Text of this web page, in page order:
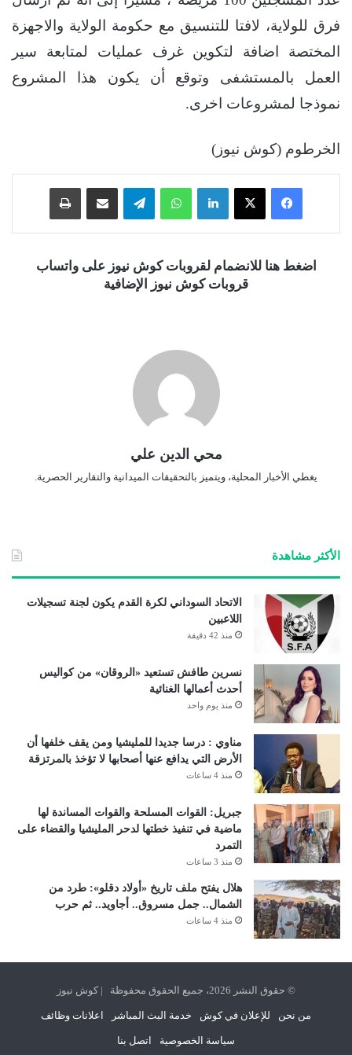
فرق للولاية، لافتا للتنسيق مع حكومة الولاية والاجهزة
المختصة اضافة لتكوين غرف عمليات لمتابعة سير
العمل بالمستشفى وتوقع أن يكون هذا المشروع
نموذجا لمشروعات اخرى.
الخرطوم (كوش نيوز)
فيسبوك ‫X لينكدإن واتساب تيلقرام
اضغط هنا للانضمام لقروبات كوش نيوز على واتساب
قروبات كوش نيوز الإضافية
محي الدين علي
يغطي الأخبار المحلية، ويتميز بالتحقيقات الميدانية والتقارير الحصرية.
الأكثر مشاهدة
الاتحاد السوداني لكرة القدم يكون لجنة تسجيلات
اللاعبين
منذ 42 دقيقة
نسرين طافش تستعيد «الروقان» من كواليس
أحدث أعمالها الغنائية
منذ يوم واحد
مناوي : درسا جديدا للمليشيا ومن يقف خلفها أن
الأرض التي يدافع عنها أصحابها لا تؤخذ بالمرتزقة
منذ 4 ساعات
جبريل: القوات المسلحة والقوات المساندة لها
ماضية في تنفيذ خطتها لدحر المليشيا والقضاء على
التمرد
منذ 3 ساعات
هلال يفتح ملف تاريخ «أولاد دقلو»: طرد من
الشمال.. جمل مسروق.. أجاويد.. ثم حرب
منذ 4 ساعات
© حقوق النشر 2026، جميع الحقوق محفوظة | كوش نيوز
من نحن للإعلان في كوش خدمة البث المباشر اعلانات وظائف
سياسة الخصوصية اتصل بنا